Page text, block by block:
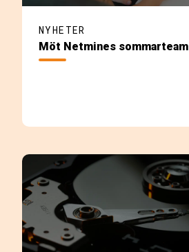
NYHETER
Möt Netmines sommarteam